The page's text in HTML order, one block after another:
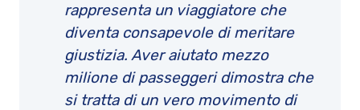
rappresenta un viaggiatore che
diventa consapevole di meritare
giustizia. Aver aiutato mezzo
milione di passeggeri dimostra che
si tratta di un vero movimento di